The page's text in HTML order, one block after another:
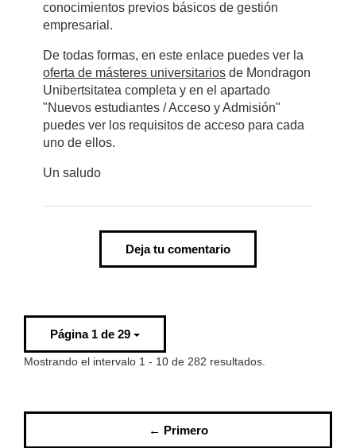
conocimientos previos básicos de gestión
empresarial.
De todas formas, en este enlace puedes ver la
oferta de másteres universitarios de Mondragon
Unibertsitatea completa y en el apartado
"Nuevos estudiantes / Acceso y Admisión"
puedes ver los requisitos de acceso para cada
uno de ellos.
Un saludo
Deja tu comentario
Página 1 de 29
Mostrando el intervalo 1 - 10 de 282 resultados.
← Primero